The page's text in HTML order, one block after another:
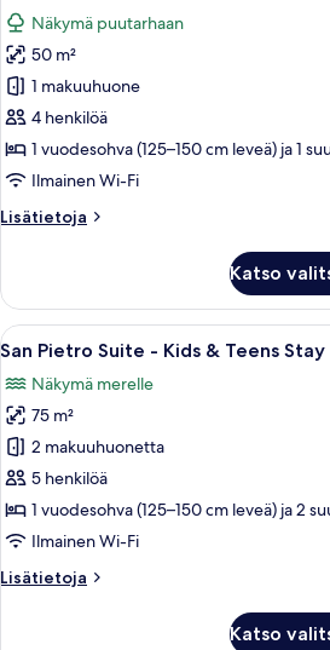
Teens
Stay
Free
huonetyypin
Garden
Family
Suite
-
Kids
Teens
kuvat
Näkymä puutarhaan
50 m²
1 makuuhuone
4 henkilöä
1 vuodesohva (125–150 cm leveä) ja 1
Ilmainen Wi-Fi
Lisätietoja
Lisätietoja
Suite
Kids
Teens
Stay
Free
Katso
Avaa
kaikki
huonetyypin
San
Pietro
Suite
-
Kids
Teens
9
San Pietro Suite - Kids & Teens Stay
Näkymä merelle
75 m²
2 makuuhuonetta
5 henkilöä
1 vuodesohva (125–150 cm leveä) ja 2
Ilmainen Wi-Fi
Lisätietoja
Lisätietoja
Katso